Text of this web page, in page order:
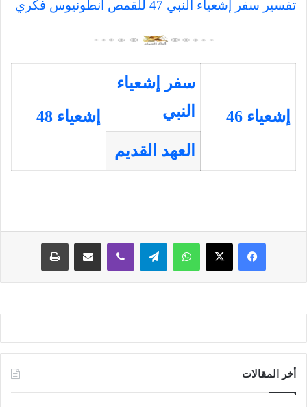
تفسير سفر إشعياء النبي 47 للقمص أنطونيوس فكري
إشعياء 46
سفر إشعياء
النبي
إشعياء 48
العهد القديم
فيسبوك‫X واتسابتيلقرامڤايبر مشاركة عبر البريد طباعة
أخر المقالات